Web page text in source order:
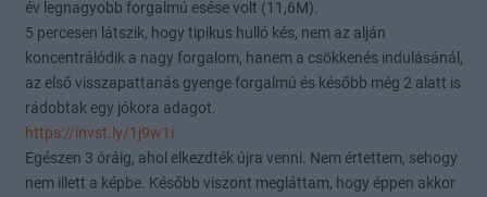
év legnagyobb forgalmú esése volt (11,6M).
5 percesen látszik, hogy tipikus hulló kés, nem az alján
koncentrálódik a nagy forgalom, hanem a csökkenés indulásánál,
az első visszapattanás gyenge forgalmú és később még 2 alatt is
rádobtak egy jókora adagot.
https://invst.ly/1j9w1i
Egészen 3 óráig, ahol elkezdték újra venni. Nem értettem, sehogy
nem illett a képbe. Később viszont megláttam, hogy éppen akkor